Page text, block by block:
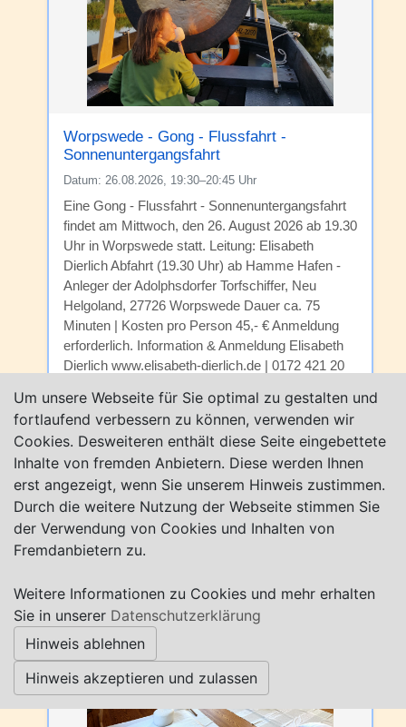
Worpswede - Gong - Flussfahrt -
Sonnenuntergangsfahrt
Datum: 26.08.2026, 19:30–20:45 Uhr
Eine Gong - Flussfahrt - Sonnenuntergangsfahrt
findet am Mittwoch, den 26. August 2026 ab 19.30
Uhr in Worpswede statt. Leitung: Elisabeth
Dierlich Abfahrt (19.30 Uhr) ab Hamme Hafen -
Anleger der Adolphsdorfer Torfschiffer, Neu
Helgoland, 27726 Worpswede Dauer ca. 75
Minuten | Kosten pro Person 45,- € Anmeldung
erforderlich. Information & Anmeldung Elisabeth
Dierlich www.elisabeth-dierlich.de | 0172 421 20
Wetter und moderaten Winden - wetterbedingte
Alternative möglich. Eine Gong-Klangreise im
Klangraum Elisabeth...
Worpswede – Entfernung:
Mehr erfahren
Um unsere Webseite für Sie optimal zu gestalten und
fortlaufend verbessern zu können, verwenden wir
Cookies. Desweiteren enthält diese Seite eingebettete
Inhalte von fremden Anbietern. Diese werden Ihnen
erst angezeigt, wenn Sie unserem Hinweis zustimmen.
Durch die weitere Nutzung der Webseite stimmen Sie
der Verwendung von Cookies und Inhalten von
Fremdanbietern zu.
Weitere Informationen zu Cookies und mehr erhalten
Sie in unserer Datenschutzerklärung
Hinweis ablehnen
Hinweis akzeptieren und zulassen